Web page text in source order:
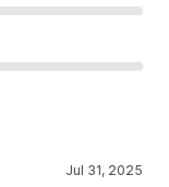
Jul 31, 2025